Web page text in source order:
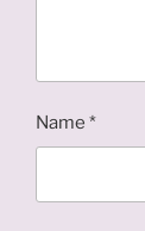
Name *